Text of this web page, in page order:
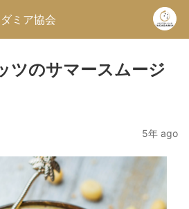
ミア協会
ツのサマースムージ
5年 ago